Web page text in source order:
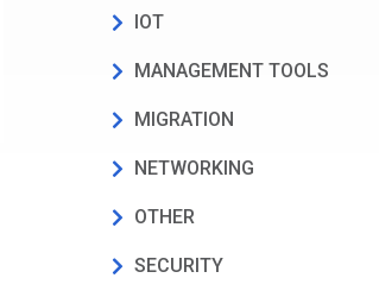
IOT
MANAGEMENT TOOLS
MIGRATION
NETWORKING
OTHER
SECURITY